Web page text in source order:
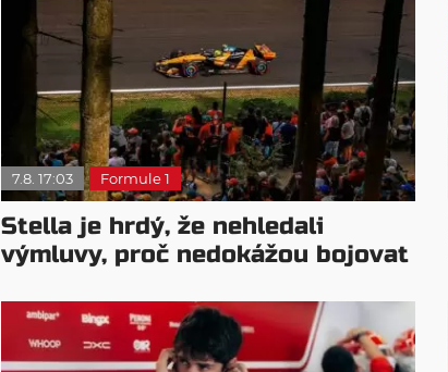
7.8. 17:03 Formule 1
Stella je hrdý, že nehledali
výmluvy, proč nedokážou bojovat